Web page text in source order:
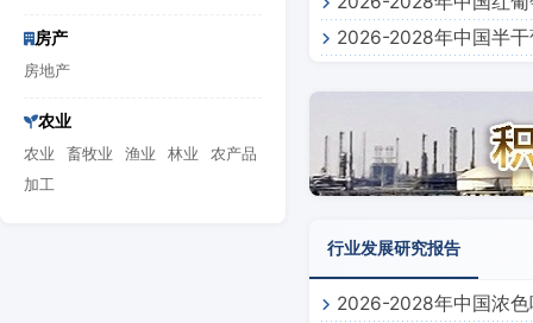
房产
房地产
农业
农业 畜牧业 渔业 林业
农产品
加工
2026-2028年中国半
行业发展研究报告
2026-2028年中国浓